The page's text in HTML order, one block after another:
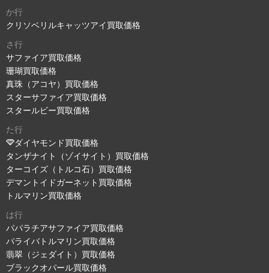
か行
クリソベリルキャッツアイ買取価格
さ行
サファイア買取価格
珊瑚買取価格
真珠（アコヤ）買取価格
スターサファイア買取価格
スタールビー買取価格
た行
ダイヤモンド買取価格
タンザナイト（ゾイサイト）買取価格
ターコイズ（トルコ石）買取価格
デマントイドガーネット買取価格
トルマリン買取価格
は行
パパラチアサファイア買取価格
パライバトルマリン買取価格
翡翠（ジェダイト）買取価格
ブラックオパール買取価格